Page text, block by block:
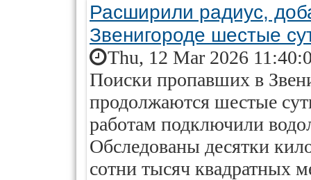
Расширили радиус,
Звенигороде шестые
Thu, 12 Mar 2026
Поиски пропавших в
продолжаются шестые
работам подключили
Обследованы десятки
сотни тысяч квадратных